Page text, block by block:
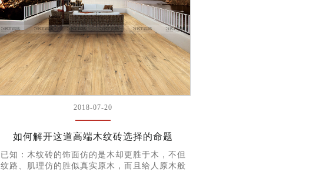
2018-07-20
如何解开这道高端木纹砖选择的命题
已知：木纹砖的饰面仿的是木却更胜于木，不但
纹路、肌理仿的胜似真实原木，而且给人原木般